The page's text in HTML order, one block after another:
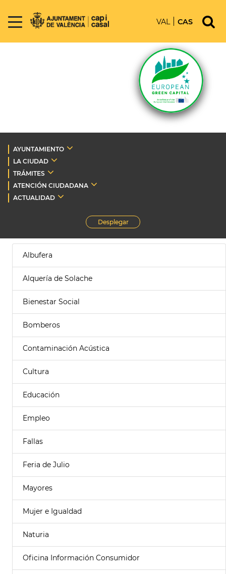
VAL CAS
AYUNTAMIENTO
LA CIUDAD
TRÁMITES
ATENCIÓN CIUDADANA
ACTUALIDAD
Desplegar
Albufera
Alquería de Solache
Bienestar Social
Bomberos
Contaminación Acústica
Cultura
Educación
Empleo
Fallas
Feria de Julio
Mayores
Mujer e Igualdad
Naturia
Oficina Información Consumidor